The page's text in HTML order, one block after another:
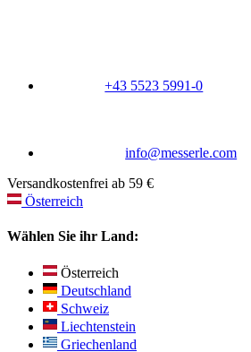
+43 5523 5991-0
info@messerle.com
Versandkostenfrei ab 59 €
Österreich
Wählen Sie ihr Land:
Österreich
Deutschland
Schweiz
Liechtenstein
Griechenland